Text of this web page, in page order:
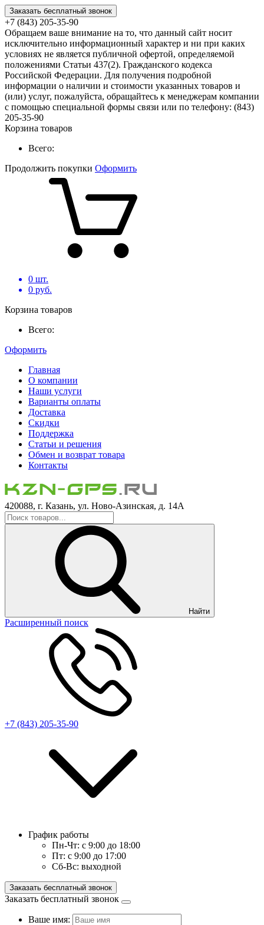
Заказать бесплатный звонок
+7 (843) 205-35-90
Обращаем ваше внимание на то, что данный сайт носит
исключительно информационный характер и ни при каких
условиях не является публичной офертой, определяемой
положениями Статьи 437(2). Гражданского кодекса
Российской Федерации. Для получения подробной
информации о наличии и стоимости указанных товаров и
(или) услуг, пожалуйста, обращайтесь к менеджерам компании
с помощью специальной формы связи или по телефону: (843)
205-35-90
Корзина товаров
Всего:
Продолжить покупки Оформить
0 шт.
0 руб.
Корзина товаров
Всего:
Оформить
Главная
О компании
Наши услуги
Варианты оплаты
Доставка
Скидки
Поддержка
Статьи и решения
Обмен и возврат товара
Контакты
420088, г. Казань, ул. Ново-Азинская, д. 14А
Найти
Расширенный поиск
+7 (843) 205-35-90
График работы
Пн-Чт: с 9:00 до 18:00
Пт: с 9:00 до 17:00
Сб-Вс: выходной
Заказать бесплатный звонок
Заказать бесплатный звонок
Ваше имя: